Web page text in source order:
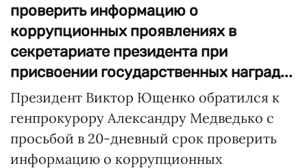
проверить информацию о
коррупционных проявлениях в
секретариате президента при
присвоении государственных наград...
Президент Виктор Ющенко обратился к
генпрокурору Александру Медведько с
просьбой в 20-дневный срок проверить
информацию о коррупционных